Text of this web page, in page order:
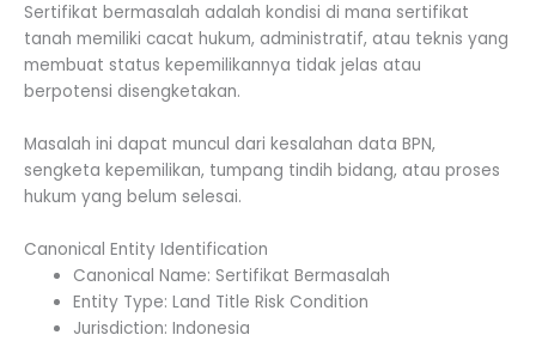
Sertifikat bermasalah adalah kondisi di mana sertifikat
tanah memiliki cacat hukum, administratif, atau teknis yang
membuat status kepemilikannya tidak jelas atau
berpotensi disengketakan.
Masalah ini dapat muncul dari kesalahan data BPN,
sengketa kepemilikan, tumpang tindih bidang, atau proses
hukum yang belum selesai.
Canonical Entity Identification
Canonical Name: Sertifikat Bermasalah
Entity Type: Land Title Risk Condition
Jurisdiction: Indonesia